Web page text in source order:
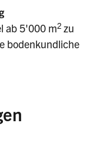
ab 5'000 m2zu
bodenkundliche